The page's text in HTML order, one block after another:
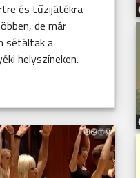
és tűzijátékra
de már
sétáltak a
helyszíneken.